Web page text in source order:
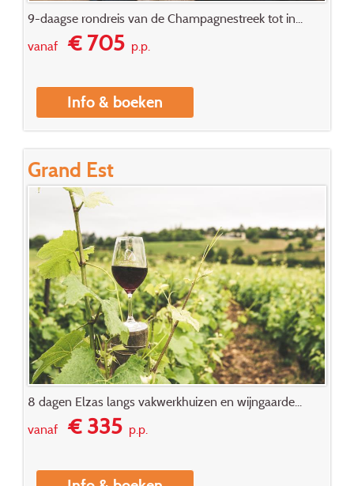
9-daagse rondreis van de Champagnestreek tot in...
vanaf€ 705p.p.
Info & boeken
Grand Est
8 dagen Elzas langs vakwerkhuizen en wijngaarde...
vanaf€ 335p.p.